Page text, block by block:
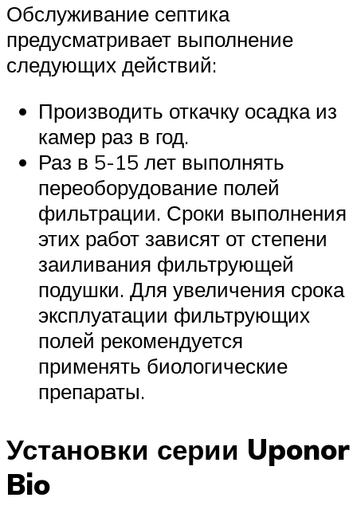
Обслуживание септика
предусматривает выполнение
следующих действий:
Производить откачку осадка из
камер раз в год.
Раз в 5-15 лет выполнять
переоборудование полей
фильтрации. Сроки выполнения
этих работ зависят от степени
заиливания фильтрующей
подушки. Для увеличения срока
эксплуатации фильтрующих
полей рекомендуется
применять биологические
препараты.
Установки серии Uponor
Bio